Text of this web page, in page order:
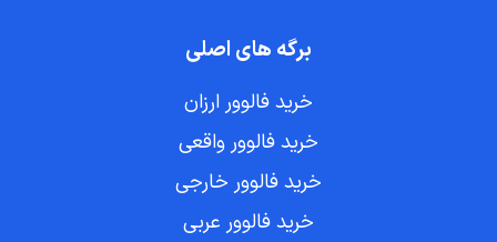
برگه های اصلی
خرید فالوور ارزان
خرید فالوور واقعی
خرید فالوور خارجی
خرید فالوور عربی